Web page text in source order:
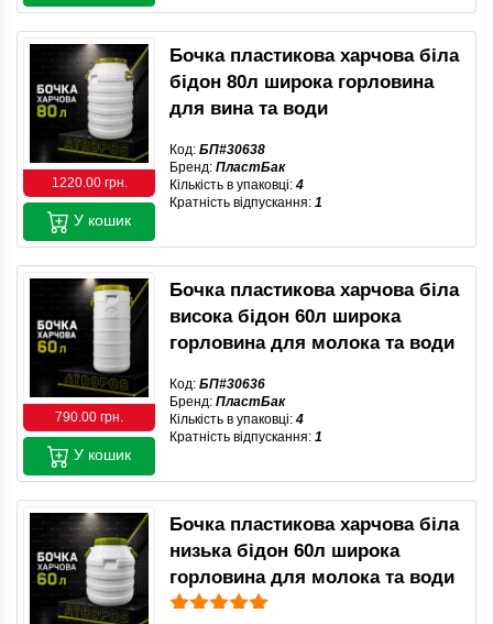
1220.00 грн.
Бочка пластикова харчова біла
бідон 80л широка горловина
для вина та води
Код: БП#30638
Бренд: ПластБак
Кількість в упаковці: 4
Кратність відпускання: 1
У кошик
790.00 грн.
Бочка пластикова харчова біла
висока бідон 60л широка
горловина для молока та води
Код: БП#30636
Бренд: ПластБак
Кількість в упаковці: 4
Кратність відпускання: 1
У кошик
Бочка пластикова харчова біла
низька бідон 60л широка
горловина для молока та води